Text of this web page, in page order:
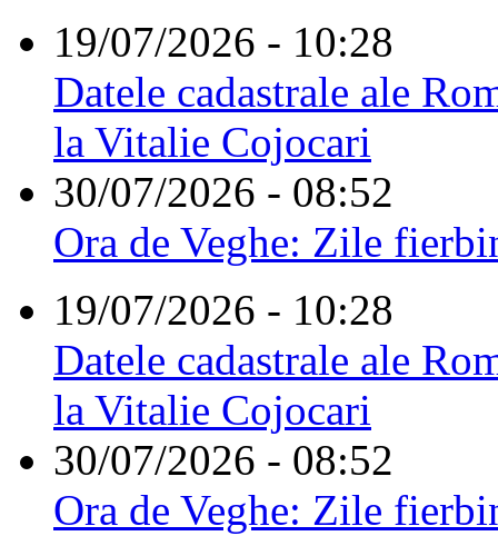
19/07/2026 - 10:28
Datele cadastrale ale
la Vitalie Cojocari
30/07/2026 - 08:52
Ora de Veghe: Zile
19/07/2026 - 10:28
Datele cadastrale ale
la Vitalie Cojocari
30/07/2026 - 08:52
Ora de Veghe: Zile